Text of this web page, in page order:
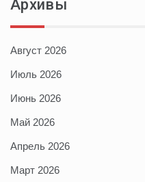
Архивы
Август 2026
Июль 2026
Июнь 2026
Май 2026
Апрель 2026
Март 2026